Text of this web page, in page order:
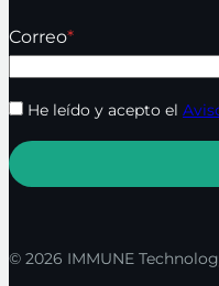
Correo*
He leído y acepto el
© 2026 IMMUNE